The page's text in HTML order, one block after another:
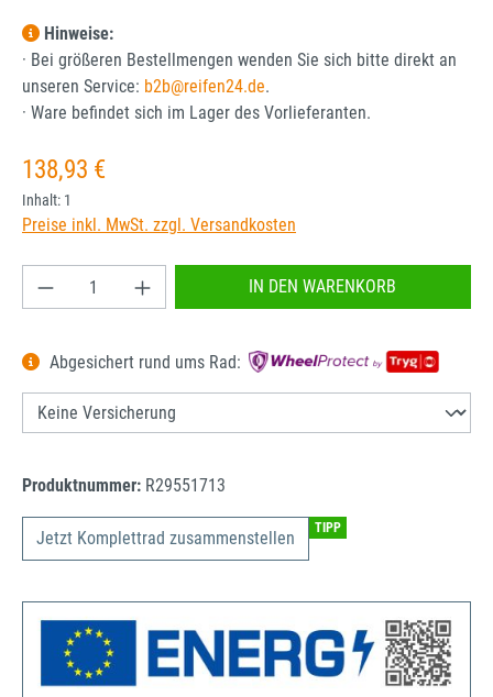
Hinweise:
· Bei größeren Bestellmengen wenden Sie sich bitte direkt an
unseren Service: b2b@reifen24.de.
· Ware befindet sich im Lager des Vorlieferanten.
Regulärer Preis:
138,93 €
Inhalt: 1
Preise inkl. MwSt. zzgl. Versandkosten
Produkt Anzahl: Gib den gewünschten Wert
IN DEN WARENKORB
Abgesichert rund ums Rad:
Produktnummer: R29551713
Jetzt Komplettrad zusammenstellen TIPP